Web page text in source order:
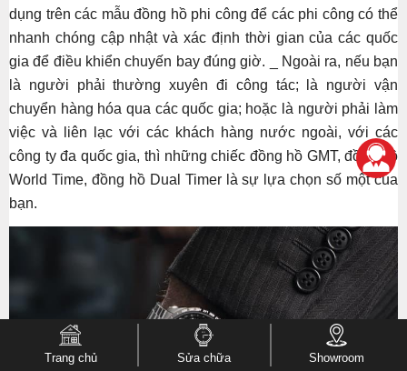
dụng trên các mẫu đồng hồ phi công để các phi công có thể
nhanh chóng cập nhật và xác định thời gian của các quốc
gia để điều khiển chuyến bay đúng giờ. _ Ngoài ra, nếu bạn
là người phải thường xuyên đi công tác; là người vận
chuyển hàng hóa qua các quốc gia; hoặc là người phải làm
việc và liên lạc với các khách hàng nước ngoài, với các
công ty đa quốc gia, thì những chiếc đồng hồ GMT, đồng hồ
World Time, đồng hồ Dual Timer là sự lựa chọn số một của
bạn.
Trang chủ Sửa chữa Showroom